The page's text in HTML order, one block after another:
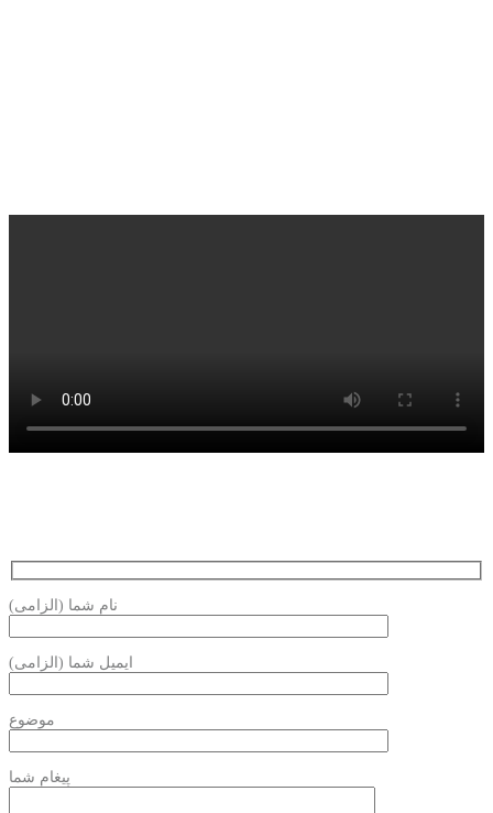
نام شما (الزامی)
ایمیل شما (الزامی)
موضوع
پیغام شما